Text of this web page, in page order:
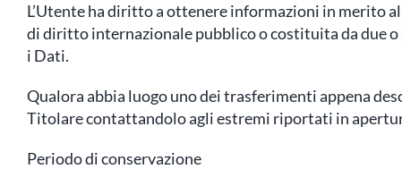
L’Utente ha diritto a ottenere informazioni in merito
di diritto internazionale pubblico o costituita da due o
i Dati.
Qualora abbia luogo uno dei trasferimenti appena
Titolare contattandolo agli estremi riportati in
Periodo di conservazione